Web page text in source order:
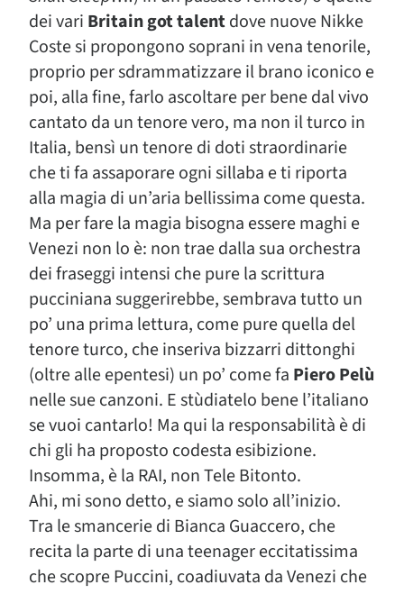
dei vari Britain got talentdove nuove Nikke
Coste si propongono soprani in vena tenorile,
proprio per sdrammatizzare il brano iconico e
poi, alla fine, farlo ascoltare per bene dal vivo
cantato da un tenore vero, ma non il turco in
Italia, bensì un tenore di doti straordinarie
che ti fa assaporare ogni sillaba e ti riporta
alla magia di un’aria bellissima come questa.
Ma per fare la magia bisogna essere maghi e
Venezi non lo è: non trae dalla sua orchestra
dei fraseggi intensi che pure la scrittura
pucciniana suggerirebbe, sembrava tutto un
po’ una prima lettura, come pure quella del
tenore turco, che inseriva bizzarri dittonghi
(oltre alle epentesi) un po’ come fa Piero Pelù
nelle sue canzoni. E stùdiatelo bene l’italiano
se vuoi cantarlo! Ma qui la responsabilità è di
chi gli ha proposto codesta esibizione.
Insomma, è la RAI, non Tele Bitonto.
Ahi, mi sono detto, e siamo solo all’inizio.
Tra le smancerie di Bianca Guaccero, che
recita la parte di una teenager eccitatissima
che scopre Puccini, coadiuvata da Venezi che